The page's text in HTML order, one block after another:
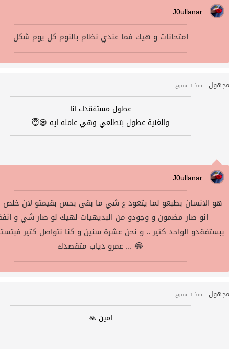
J0ullanar :
امتحانات و هيك فما عندي نظام بالنوم كل يوم شكل
مجهول : منذ 1 اسبوع
عطول مستفقدك انا
والغنية عطول بتطلعي وهي عامله ايه 😪😇
J0ullanar :
هو الانسان بطبعو لما يتعود ع شي ما بقى بحس بقيمتو لان
انو صار مضمون و وجودو من البديهيات لهيك لو صار شي و
ببستفقدو الواحد كتير .. و نحن عشرة سنين و كنا نتواصل كتير
... عمرو دياب متقصدك 😂
مجهول : منذ 1 اسبوع
امين 🙏